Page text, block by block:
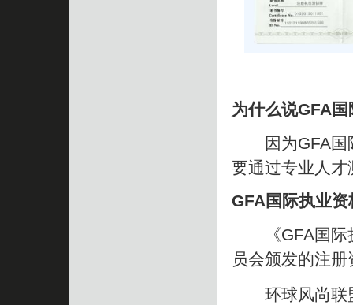
为什么说GFA
因为GFA国际
要通过专业人
GFA国际执业资
《GFA国际执
员会颁发的注
环球风尚联盟